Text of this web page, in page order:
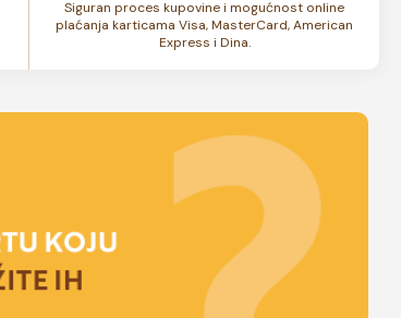
Siguran proces kupovine i mogućnost online
plaćanja karticama Visa, MasterCard, American
Express i Dina.